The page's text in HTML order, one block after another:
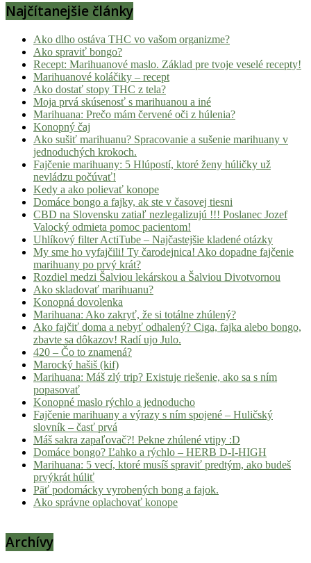
Najčítanejšie články
Ako dlho ostáva THC vo vašom organizme?
Ako spraviť bongo?
Recept: Marihuanové maslo. Základ pre tvoje veselé recepty!
Marihuanové koláčiky – recept
Ako dostať stopy THC z tela?
Moja prvá skúsenosť s marihuanou a iné
Marihuana: Prečo mám červené oči z húlenia?
Konopný čaj
Ako sušiť marihuanu? Spracovanie a sušenie marihuany v
jednoduchých krokoch.
Fajčenie marihuany: 5 Hlúpostí, ktoré ženy húličky už
nevládzu počúvať!
Kedy a ako polievať konope
Domáce bongo a fajky, ak ste v časovej tiesni
CBD na Slovensku zatiaľ nezlegalizujú !!! Poslanec Jozef
Valocký odmieta pomoc pacientom!
Uhlíkový filter ActiTube – Najčastejšie kladené otázky
My sme ho vyfajčili! Ty čarodejnica! Ako dopadne fajčenie
marihuany po prvý krát?
Rozdiel medzi Šalviou lekárskou a Šalviou Divotvornou
Ako skladovať marihuanu?
Konopná dovolenka
Marihuana: Ako zakryť, že si totálne zhúlený?
Ako fajčiť doma a nebyť odhalený? Ciga, fajka alebo bongo,
zbavte sa dôkazov! Radí ujo Julo.
420 – Čo to znamená?
Marocký hašiš (kif)
Marihuana: Máš zlý trip? Existuje riešenie, ako sa s ním
popasovať
Konopné maslo rýchlo a jednoducho
Fajčenie marihuany a výrazy s ním spojené – Huličský
slovník – časť prvá
Máš sakra zapaľovač?! Pekne zhúlené vtipy :D
Domáce bongo? Ľahko a rýchlo – HERB D-I-HIGH
Marihuana: 5 vecí, ktoré musíš spraviť predtým, ako budeš
prvýkrát húliť
Päť podomácky vyrobených bong a fajok.
Ako správne oplachovať konope
Archívy